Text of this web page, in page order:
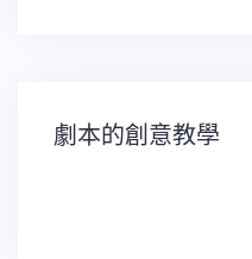
文
章
劇本的創意教學